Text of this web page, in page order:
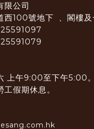
限公司
西100號地下 、閣樓及
上午9:00至下午5:00。
假期休息。